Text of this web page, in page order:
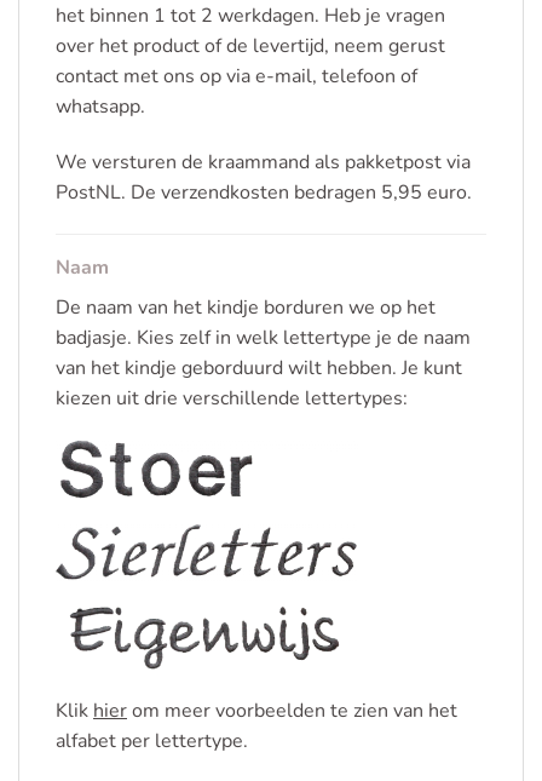
het binnen 1 tot 2 werkdagen. Heb je vragen
over het product of de levertijd, neem gerust
contact met ons op via e-mail, telefoon of
whatsapp.
We versturen de kraammand als pakketpost via
PostNL. De verzendkosten bedragen 5,95 euro.
Naam
De naam van het kindje borduren we op het
badjasje. Kies zelf in welk lettertype je de naam
van het kindje geborduurd wilt hebben. Je kunt
kiezen uit drie verschillende lettertypes:
Klik hierom meer voorbeelden te zien van het
alfabet per lettertype.